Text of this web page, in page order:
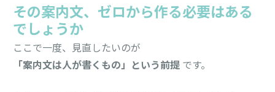
その案内文、ゼロから作る必要はある
でしょうか
ここで一度、見直したいのが
「案内文は人が書くもの」という前提 です。